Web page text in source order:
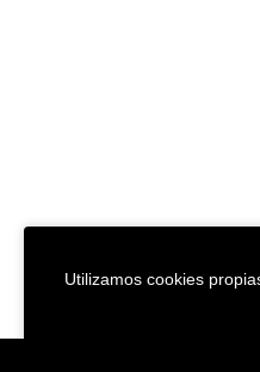
Utilizamos cookies